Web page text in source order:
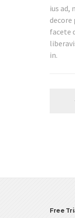
ius ad,
decore
facete
in.
Free